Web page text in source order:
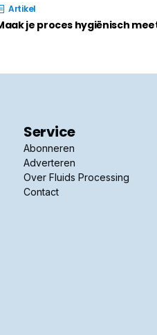
Artikel
je proces hygiënisch
Service
Abonneren
Adverteren
Over Fluids Processing
Contact